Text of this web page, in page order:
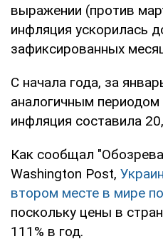
выражении (против
инфляция ускорилась
зафиксированных
С начала года, за
аналогичным
инфляция составила
Как сообщал
Washington Post,
втором месте в мире
поскольку цены в
111% в год.